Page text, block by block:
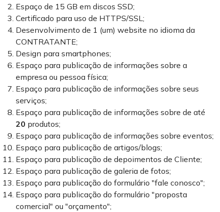
Espaço de 15 GB em discos SSD;
Certificado para uso de HTTPS/SSL;
Desenvolvimento de 1 (um) website no idioma da
CONTRATANTE;
Design para smartphones;
Espaço para publicação de informações sobre a
empresa ou pessoa física;
Espaço para publicação de informações sobre seus
serviços;
Espaço para publicação de informações sobre de até
20 produtos;
Espaço para publicação de informações sobre eventos;
Espaço para publicação de artigos/blogs;
Espaço para publicação de depoimentos de Cliente;
Espaço para publicação de galeria de fotos;
Espaço para publicação do formulário "fale conosco";
Espaço para publicação do formulário "proposta
comercial" ou "orçamento";